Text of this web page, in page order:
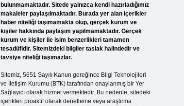
bulunmamaktadır. Sitede yalnızca kendi hazırladığımız
makaleler paylaşılmaktadır. Burada yer alan içerikler
haber niteliği taşımamakta olup, gerçek kurum ve
kişiler hakkında paylaşım yapılmamaktadır. Gerçek
kurum ve kişiler ile isim benzerlikleri tamamen
tesadüfidir. Sitemizdeki bilgiler taslak halindedir ve
tavsiye niteliği taşımazlar.
Sitemiz, 5651 Sayılı Kanun gereğince Bilgi Teknolojileri
ve İletişim Kurumu (BTK) tarafından onaylanmış bir Yer
Sağlayıcı olarak hizmet vermektedir. Bu nedenle, sitedeki
içerikleri proaktif olarak denetleme veya araştırma